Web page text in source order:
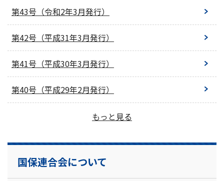
第43号（令和2年3月発行）
第42号（平成31年3月発行）
第41号（平成30年3月発行）
第40号（平成29年2月発行）
もっと見る
国保連合会について